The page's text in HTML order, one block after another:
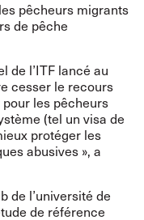
pêcheurs migrants
de pêche
de l’ITF lancé au
cesser le recours
les pêcheurs
(tel un visa de
protéger les
abusives », a
de l’université de
de référence